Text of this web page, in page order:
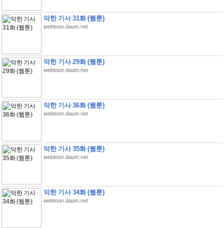
악한 기사 31화 (웹툰)
webtoon.daum.net
악한 기사 29화 (웹툰)
webtoon.daum.net
악한 기사 36화 (웹툰)
webtoon.daum.net
악한 기사 35화 (웹툰)
webtoon.daum.net
악한 기사 34화 (웹툰)
webtoon.daum.net